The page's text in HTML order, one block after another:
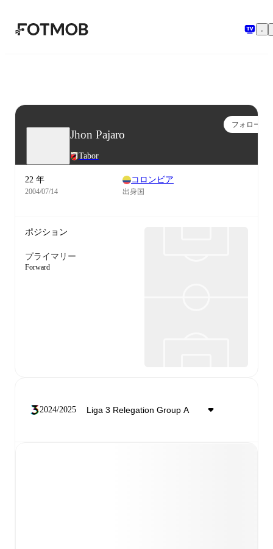
メインコンテンツへスキップ
Jhon Pajaro
Tabor
フォロー
22 年
2004/07/14
コロンビア
出身国
ポジション
プライマリー
Forward
2024/2025